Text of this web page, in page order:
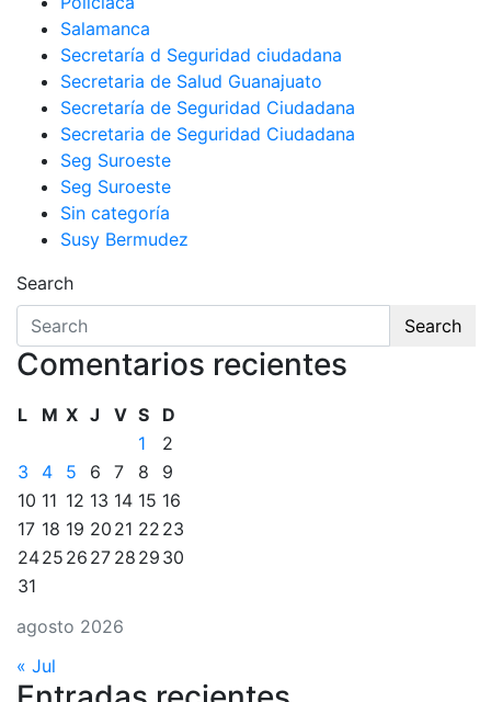
Salamanca
Secretaría d Seguridad ciudadana
Secretaria de Salud Guanajuato
Secretaría de Seguridad Ciudadana
Secretaria de Seguridad Ciudadana
Seg Suroeste
Seg Suroeste
Sin categoría
Susy Bermudez
Search
Search
Comentarios recientes
agosto 2026
L M X J V S
D
1
2
3
4 5 6 7 8
9
10 11 12 13 14 15 16
17 18 19 20 21 22 23
2425 26 27 28 29 30
31
« Jul